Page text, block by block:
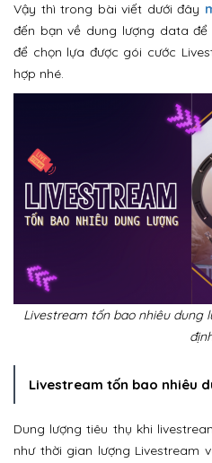
Vậy thì trong bài viết dưới đây
đến bạn về dung lượng data
để chọn lựa được gói cước
hợp nhé.
Livestream tốn bao nhiêu dung
Livestream tốn bao nhiêu
Dung lượng tiêu thụ khi
như thời gian lượng Livestream